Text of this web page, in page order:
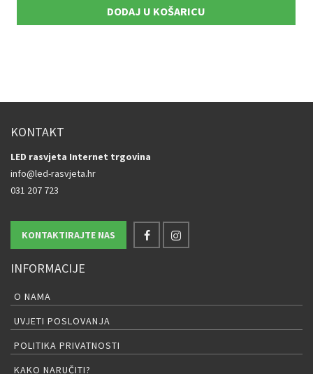
DODAJ U KOŠARICU
KONTAKT
LED rasvjeta Internet trgovina
info@led-rasvjeta.hr
031 207 723
KONTAKTIRAJTE NAS
INFORMACIJE
O NAMA
UVJETI POSLOVANJA
POLITIKA PRIVATNOSTI
KAKO NARUČITI?